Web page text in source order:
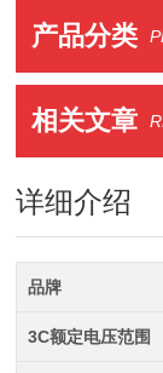
产品分类
相关文章
详细介绍
品牌
3C额定电压范围